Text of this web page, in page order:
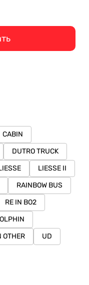
CABIN
DUTRO TRUCK
LIESSE II
RAINBOW BUS
RE IN BO2
OTHER UD